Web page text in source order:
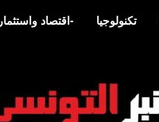
-اقتصاد واستثمار تكنولوجيا